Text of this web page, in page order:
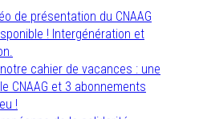
de présentation du CNAAG
! Intergénération et
cahier de vacances : une
CNAAG et 3 abonnements
!